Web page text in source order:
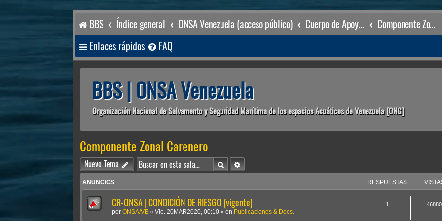
BBS Índice general ONSA Venezuela (acceso público) Cuerpo de Apoyo & Salvamento Marítimo (órgano operacional) Componente Zonal Carenero
Enlaces rápidos FAQ
BBS | ONSA Venezuela
Organización Nacional de Salvamento y Seguridad Marítima de los espacios Acuáticos de Venezuela [ONG]
Componente Zonal Carenero
Nuevo Tema BuscarBúsqueda avanzada
ANUNCIOS RESPUESTAS
CR-ONSA | CONDICIÓN DE RIESGO (vigente)
por ONSA/VE » Vie. 20MAR2020, 00:10 » en Publicaciones & Docs.
1 46880